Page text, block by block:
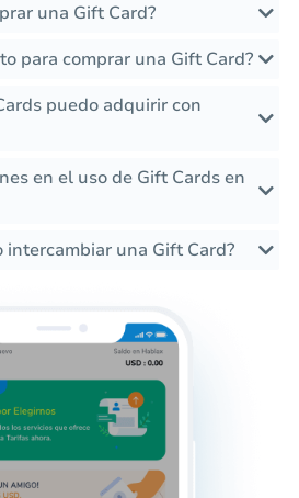
una Gift Card?
para comprar una Gift Card?
puedo adquirir con
en el uso de Gift Cards en
intercambiar una Gift Card?